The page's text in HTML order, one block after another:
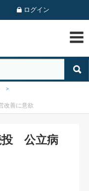
ログイン
改善に意欲
投 公立病